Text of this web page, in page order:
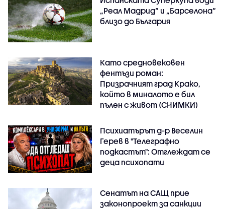
„Реал Мадрид“ и „Барселона“
близо до България
Като средновековен
фентъзи роман:
Призрачният град Крако,
който в миналото е бил
пълен с живот (СНИМКИ)
Психиатърът д-р Веселин
Герев в "Телеграфно
подкастът": Отглеждат се
деца психопати
Сенатът на САЩ прие
законопроект за санкции